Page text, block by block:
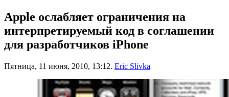
Apple ослабляет ограничения на
интерпретируемый код в соглашении
для разработчиков iPhone
Пятница, 11 июня, 2010, 13:12. Eric Slivka